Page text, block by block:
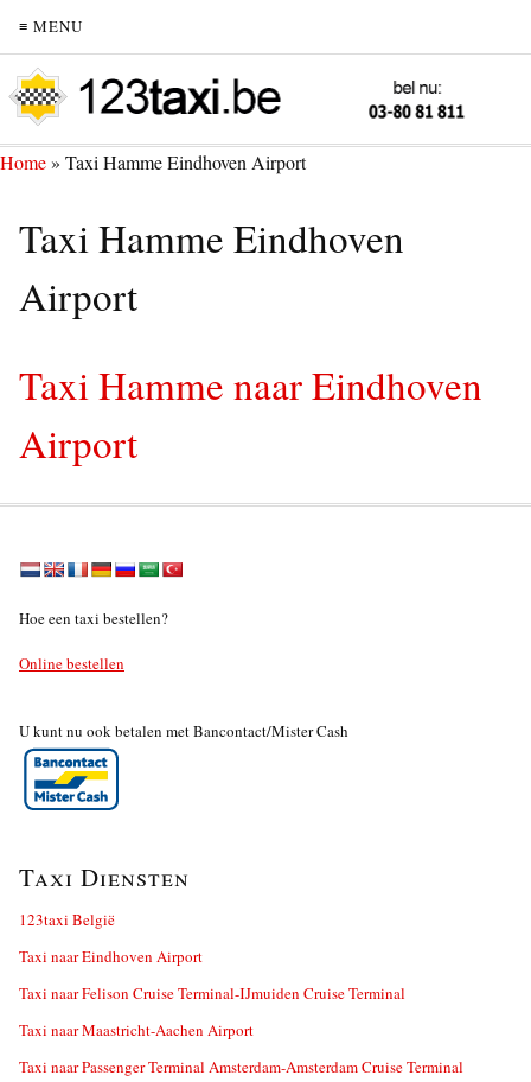
≡ MENU
Home» Taxi Hamme Eindhoven Airport
Taxi Hamme Eindhoven
Airport
Taxi Hamme naar Eindhoven
Airport
Hoe een taxi bestellen?
Online bestellen
U kunt nu ook betalen met Bancontact/Mister Cash
Taxi Diensten
123taxi België
Taxi naar Eindhoven Airport
Taxi naar Felison Cruise Terminal-IJmuiden Cruise Terminal
Taxi naar Maastricht-Aachen Airport
Taxi naar Passenger Terminal Amsterdam-Amsterdam Cruise Terminal